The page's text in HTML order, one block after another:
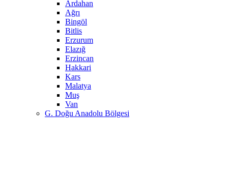
Ardahan
Ağrı
Bingöl
Bitlis
Erzurum
Elazığ
Erzincan
Hakkari
Kars
Malatya
Muş
Van
G. Doğu Anadolu Bölgesi